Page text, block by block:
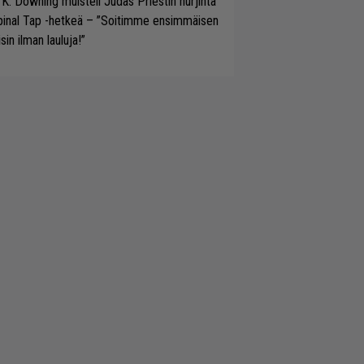
Tap -hetkeä – ”Soitimme ensimmäisen
ilman lauluja!”